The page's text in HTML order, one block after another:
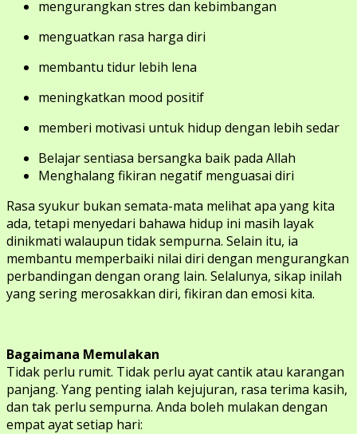
mengurangkan stres dan kebimbangan
menguatkan rasa harga diri
membantu tidur lebih lena
meningkatkan mood positif
memberi motivasi untuk hidup dengan lebih sedar
Belajar sentiasa bersangka baik pada Allah
Menghalang fikiran negatif menguasai diri
Rasa syukur bukan semata-mata melihat apa yang kita
ada, tetapi menyedari bahawa hidup ini masih layak
dinikmati walaupun tidak sempurna. Selain itu, ia
membantu memperbaiki nilai diri dengan mengurangkan
perbandingan dengan orang lain. Selalunya, sikap inilah
yang sering merosakkan diri, fikiran dan emosi kita.
Bagaimana Memulakan
Tidak perlu rumit. Tidak perlu ayat cantik atau karangan
panjang. Yang penting ialah kejujuran, rasa terima kasih,
dan tak perlu sempurna. Anda boleh mulakan dengan
empat ayat setiap hari: